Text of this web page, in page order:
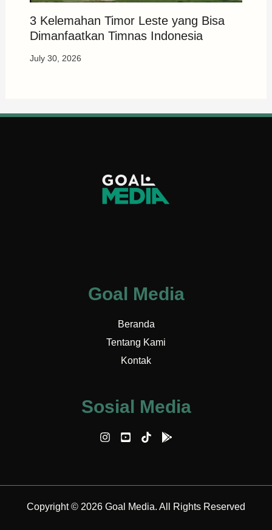
3 Kelemahan Timor Leste yang Bisa
Dimanfaatkan Timnas Indonesia
July 30, 2026
Goal Media
Beranda
Tentang Kami
Kontak
Sosial Media
Copyright © 2026 Goal Media. All Rights Reserved